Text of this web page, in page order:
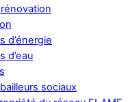
d’énergie
d’eau
sociaux